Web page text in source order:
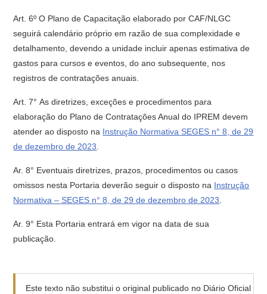
Art. 6º O Plano de Capacitação elaborado por CAF/NLGC
seguirá calendário próprio em razão de sua complexidade e
detalhamento, devendo a unidade incluir apenas estimativa de
gastos para cursos e eventos, do ano subsequente, nos
registros de contratações anuais.
Art. 7° As diretrizes, exceções e procedimentos para
elaboração do Plano de Contratações Anual do IPREM devem
atender ao disposto na Instrução Normativa SEGES n° 8, de 29
de dezembro de 2023
Ar. 8° Eventuais diretrizes, prazos, procedimentos ou casos
omissos nesta Portaria deverão seguir o disposto na Instrução
Normativa – SEGES n° 8, de 29 de dezembro de 2023
Ar. 9° Esta Portaria entrará em vigor na data de sua
publicação.
Este texto não substitui o original publicado no Diário Oficial